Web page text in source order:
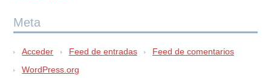
Meta
Acceder Feed de entradas
Feed de comentarios
WordPress.org